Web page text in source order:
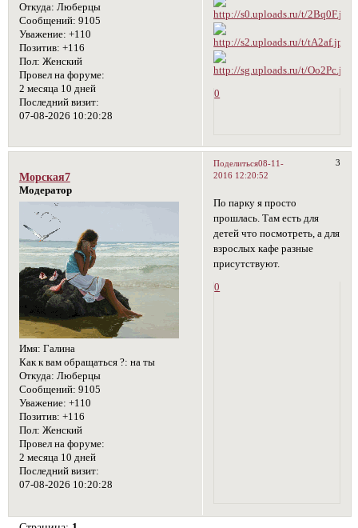
Откуда: Люберцы
Сообщений: 9105
Уважение: +110
Позитив: +116
Пол: Женский
Провел на форуме:
2 месяца 10 дней
Последний визит:
07-08-2026 10:20:28
0
Поделиться 3
08-11-
2016 12:20:52
Морская7
Модератор
Имя: Галина
Как к вам обращаться ?: на ты
Откуда: Люберцы
Сообщений: 9105
Уважение: +110
Позитив: +116
Пол: Женский
Провел на форуме:
2 месяца 10 дней
Последний визит:
07-08-2026 10:20:28
По парку я просто
прошлась. Там есть для
детей что посмотреть, а для
взрослых кафе разные
присутствуют.
0